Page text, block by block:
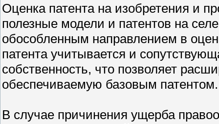
Оценка патента на изобретения и
полезные модели и патентов на
обособленным направлением в
патента учитывается и
собственность, что позволяет
обеспечиваемую базовым патентом.
В случае причинения ущерба